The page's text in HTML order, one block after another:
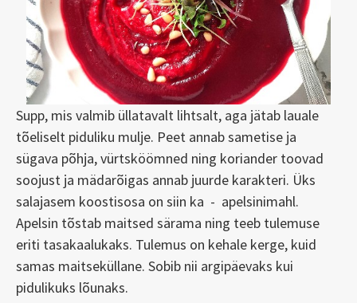
Supp, mis valmib üllatavalt lihtsalt, aga jätab lauale
tõeliselt piduliku mulje. Peet annab sametise ja
sügava põhja, vürtsköömned ning koriander toovad
soojust ja mädarõigas annab juurde karakteri. Üks
salajasem koostisosa on siin ka - apelsinimahl.
Apelsin tõstab maitsed särama ning teeb tulemuse
eriti tasakaalukaks. Tulemus on kehale kerge, kuid
samas maitseküllane. Sobib nii argipäevaks kui
pidulikuks lõunaks.